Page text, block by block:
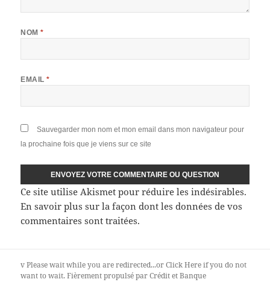
NOM*
EMAIL*
Sauvegarder mon nom et mon email dans mon navigateur pour
la prochaine fois que je viens sur ce site
Ce site utilise Akismet pour réduire les indésirables.
En savoir plus sur la façon dont les données de vos
commentaires sont traitées.
vPlease wait while you are redirected...orClick Hereif you do not
want to wait.Fièrement propulsé par Crédit et Banque